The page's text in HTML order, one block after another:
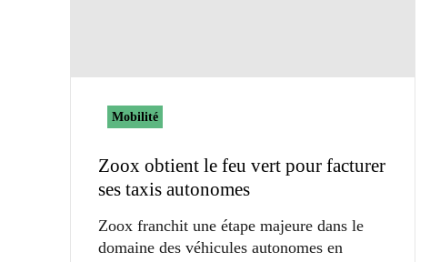
Mobilité
Zoox obtient le feu vert pour facturer
ses taxis autonomes
Zoox franchit une étape majeure dans le
domaine des véhicules autonomes en